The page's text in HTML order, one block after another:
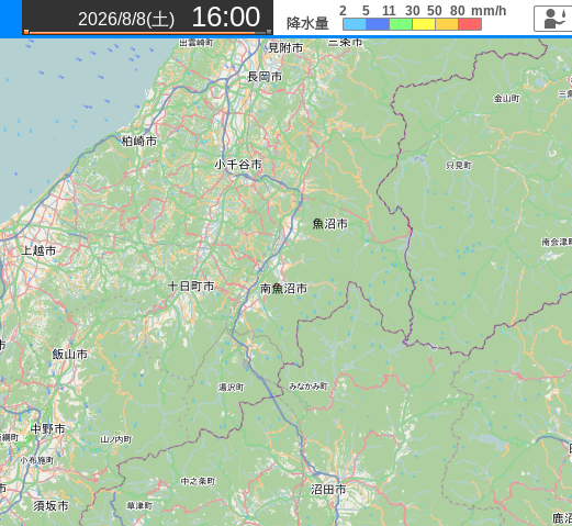
2026/8/8(土) 16:00 2 5 11 30 50 80 mm/h
-/-/-/40 20/30/40/30